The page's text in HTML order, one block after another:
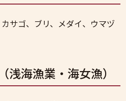
サゴ、ブリ、メダイ、ウマヅ
海漁業・海女漁）